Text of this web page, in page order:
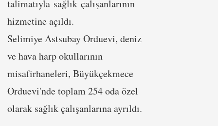
talimatıyla sağlık çalışanlarının
hizmetine açıldı.
Selimiye Astsubay Orduevi, deniz
ve hava harp okullarının
misafirhaneleri, Büyükçekmece
Orduevi'nde toplam 254 oda özel
olarak sağlık çalışanlarına ayrıldı.